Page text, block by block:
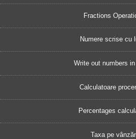
Fractions
Numere scrise cu
Write out numbers in
Calculatoare
Percentages
Taxa pe